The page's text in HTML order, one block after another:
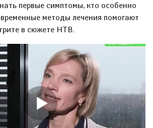
первые симптомы, кто особенно
методы лечения помогают
в сюжете НТВ.